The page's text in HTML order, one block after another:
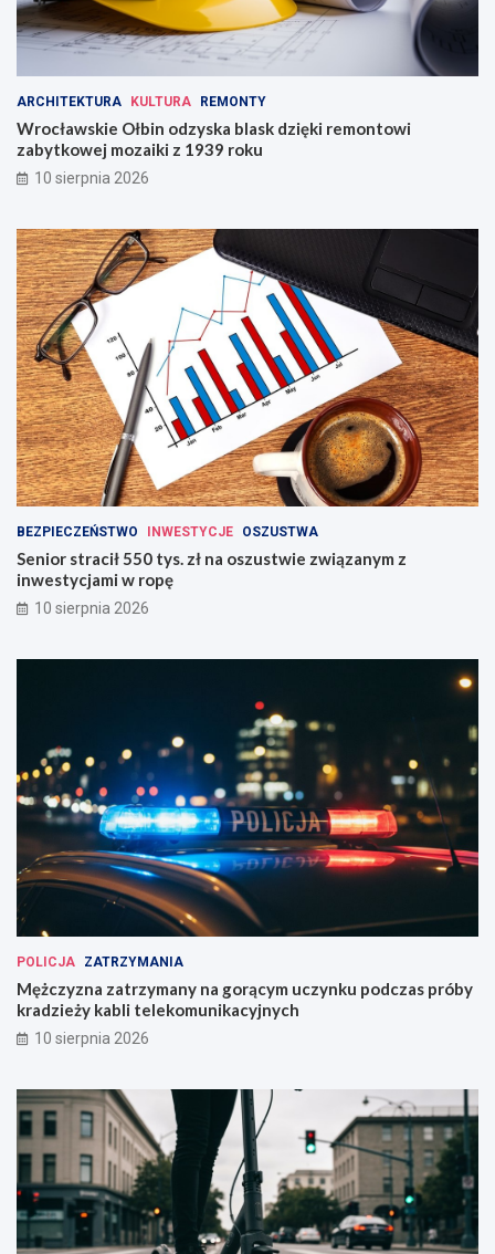
a
!
ARCHITEKTURA KULTURA REMONTY
Wrocławskie Ołbin odzyska blask dzięki remontowi
zabytkowej mozaiki z 1939 roku
10 sierpnia 2026
BEZPIECZEŃSTWO INWESTYCJE OSZUSTWA
Senior stracił 550 tys. zł na oszustwie związanym z
inwestycjami w ropę
10 sierpnia 2026
POLICJA ZATRZYMANIA
Mężczyzna zatrzymany na gorącym uczynku podczas próby
kradzieży kabli telekomunikacyjnych
10 sierpnia 2026